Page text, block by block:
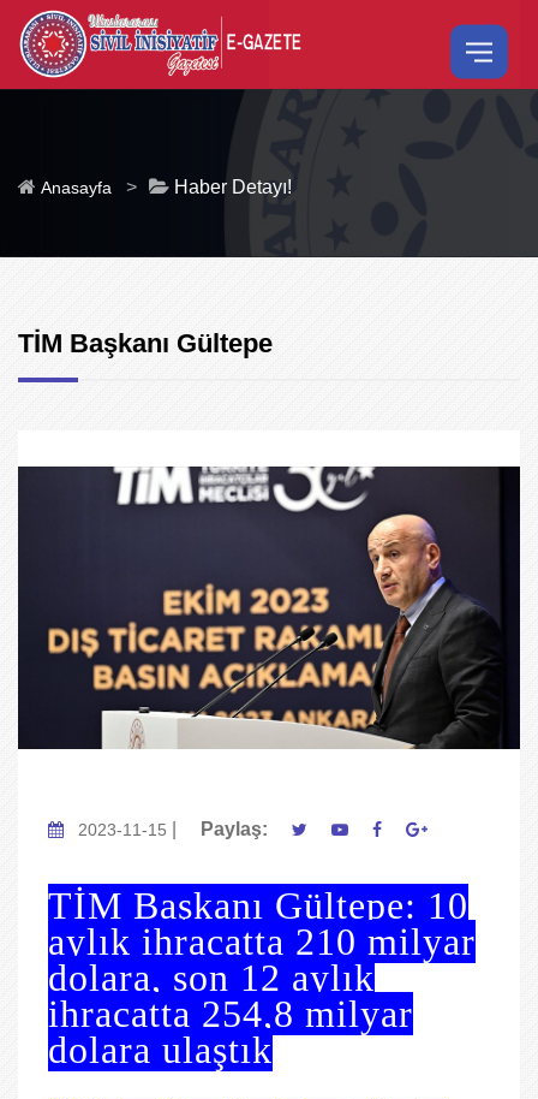
Anasayfa > Haber Detayı!
TİM Başkanı Gültepe
2023-11-15 Paylaş:
TİM Başkanı Gültepe: 10
aylık ihracatta 210 milyar
dolara, son 12 aylık
ihracatta 254,8 milyar
dolara ulaştık